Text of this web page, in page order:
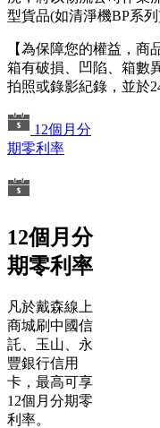
型貨品(如清淨機BP系
【為保障您的權益，
箱有破損、凹陷、箱數
拍照或錄影紀錄，並於
12個月分
期零利率
12個月分
期零利率
凡於戴森線上
商城刷中國信
託、玉山、永
豐銀行信用
卡，最高可享
12個月分期零
利率。